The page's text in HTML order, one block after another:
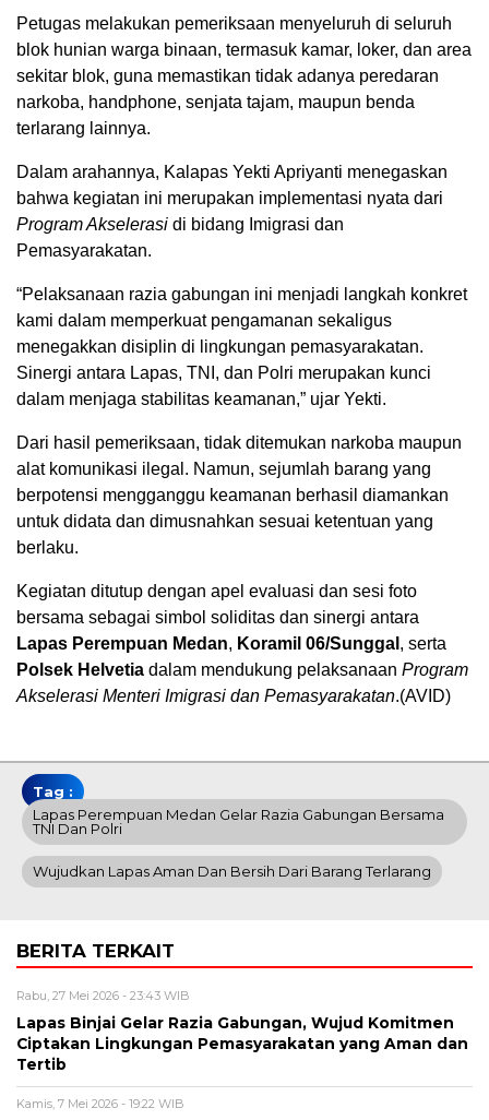
Petugas melakukan pemeriksaan menyeluruh di seluruh
blok hunian warga binaan, termasuk kamar, loker, dan area
sekitar blok, guna memastikan tidak adanya peredaran
narkoba, handphone, senjata tajam, maupun benda
terlarang lainnya.
Dalam arahannya, Kalapas Yekti Apriyanti menegaskan
bahwa kegiatan ini merupakan implementasi nyata dari
Program Akselerasi di bidang Imigrasi dan
Pemasyarakatan.
“Pelaksanaan razia gabungan ini menjadi langkah konkret
kami dalam memperkuat pengamanan sekaligus
menegakkan disiplin di lingkungan pemasyarakatan.
Sinergi antara Lapas, TNI, dan Polri merupakan kunci
dalam menjaga stabilitas keamanan,” ujar Yekti.
Dari hasil pemeriksaan, tidak ditemukan narkoba maupun
alat komunikasi ilegal. Namun, sejumlah barang yang
berpotensi mengganggu keamanan berhasil diamankan
untuk didata dan dimusnahkan sesuai ketentuan yang
berlaku.
Kegiatan ditutup dengan apel evaluasi dan sesi foto
bersama sebagai simbol soliditas dan sinergi antara
Lapas Perempuan Medan, Koramil 06/Sunggal , serta
Polsek Helvetia dalam mendukung pelaksanaan Program
Akselerasi Menteri Imigrasi dan Pemasyarakatan.(AVID)
Tag :
Lapas Perempuan Medan Gelar Razia Gabungan Bersama
TNI Dan Polri
Wujudkan Lapas Aman Dan Bersih Dari Barang Terlarang
BERITA TERKAIT
Rabu, 27 Mei 2026 - 23:43 WIB
Lapas Binjai Gelar Razia Gabungan, Wujud Komitmen
Ciptakan Lingkungan Pemasyarakatan yang Aman dan
Tertib
Kamis, 7 Mei 2026 - 19:22 WIB